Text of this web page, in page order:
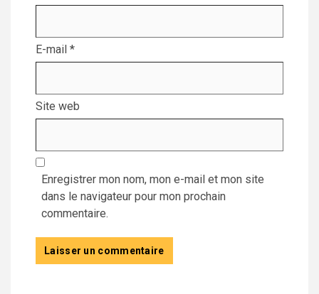
E-mail *
Site web
Enregistrer mon nom, mon e-mail et mon site
dans le navigateur pour mon prochain
commentaire.